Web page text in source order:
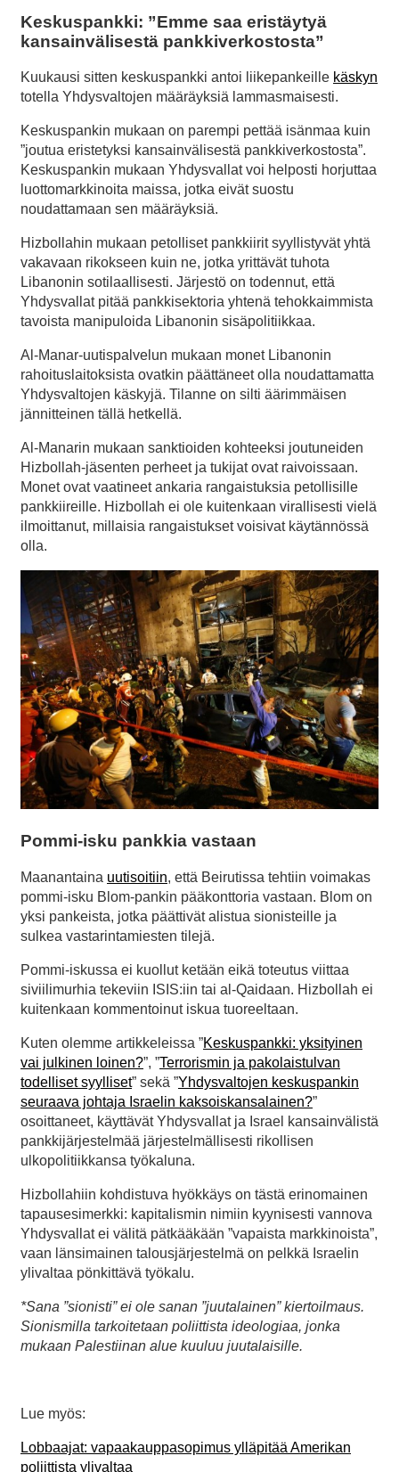
Keskuspankki: ”Emme saa eristäytyä
kansainvälisestä pankkiverkostosta”
Kuukausi sitten keskuspankki antoi liikepankeille käskyn
totella Yhdysvaltojen määräyksiä lammasmaisesti.
Keskuspankin mukaan on parempi pettää isänmaa kuin
”joutua eristetyksi kansainvälisestä pankkiverkostosta”.
Keskuspankin mukaan Yhdysvallat voi helposti horjuttaa
luottomarkkinoita maissa, jotka eivät suostu
noudattamaan sen määräyksiä.
Hizbollahin mukaan petolliset pankkiirit syyllistyvät yhtä
vakavaan rikokseen kuin ne, jotka yrittävät tuhota
Libanonin sotilaallisesti. Järjestö on todennut, että
Yhdysvallat pitää pankkisektoria yhtenä tehokkaimmista
tavoista manipuloida Libanonin sisäpolitiikkaa.
Al-Manar-uutispalvelun mukaan monet Libanonin
rahoituslaitoksista ovatkin päättäneet olla noudattamatta
Yhdysvaltojen käskyjä. Tilanne on silti äärimmäisen
jännitteinen tällä hetkellä.
Al-Manarin mukaan sanktioiden kohteeksi joutuneiden
Hizbollah-jäsenten perheet ja tukijat ovat raivoissaan.
Monet ovat vaatineet ankaria rangaistuksia petollisille
pankkiireille. Hizbollah ei ole kuitenkaan virallisesti vielä
ilmoittanut, millaisia rangaistukset voisivat käytännössä
olla.
Pommi-isku pankkia vastaan
Maanantaina uutisoitiin, että Beirutissa tehtiin voimakas
pommi-isku Blom-pankin pääkonttoria vastaan. Blom on
yksi pankeista, jotka päättivät alistua sionisteille ja
sulkea vastarintamiesten tilejä.
Pommi-iskussa ei kuollut ketään eikä toteutus viittaa
siviilimurhia tekeviin ISIS:iin tai al-Qaidaan. Hizbollah ei
kuitenkaan kommentoinut iskua tuoreeltaan.
Kuten olemme artikkeleissa ”Keskuspankki: yksityinen
vai julkinen loinen?”, ”Terrorismin ja pakolaistulvan
todelliset syylliset” sekä ”Yhdysvaltojen keskuspankin
seuraava johtaja Israelin kaksoiskansalainen?”
osoittaneet, käyttävät Yhdysvallat ja Israel kansainvälistä
pankkijärjestelmää järjestelmällisesti rikollisen
ulkopolitiikkansa työkaluna.
Hizbollahiin kohdistuva hyökkäys on tästä erinomainen
tapausesimerkki: kapitalismin nimiin kyynisesti vannova
Yhdysvallat ei välitä pätkääkään ”vapaista markkinoista”,
vaan länsimainen talousjärjestelmä on pelkkä Israelin
ylivaltaa pönkittävä työkalu.
*Sana ”sionisti” ei ole sanan ”juutalainen” kiertoilmaus.
Sionismilla tarkoitetaan poliittista ideologiaa, jonka
mukaan Palestiinan alue kuuluu juutalaisille.
Lue myös:
Lobbaajat: vapaakauppasopimus ylläpitää Amerikan
poliittista ylivaltaa